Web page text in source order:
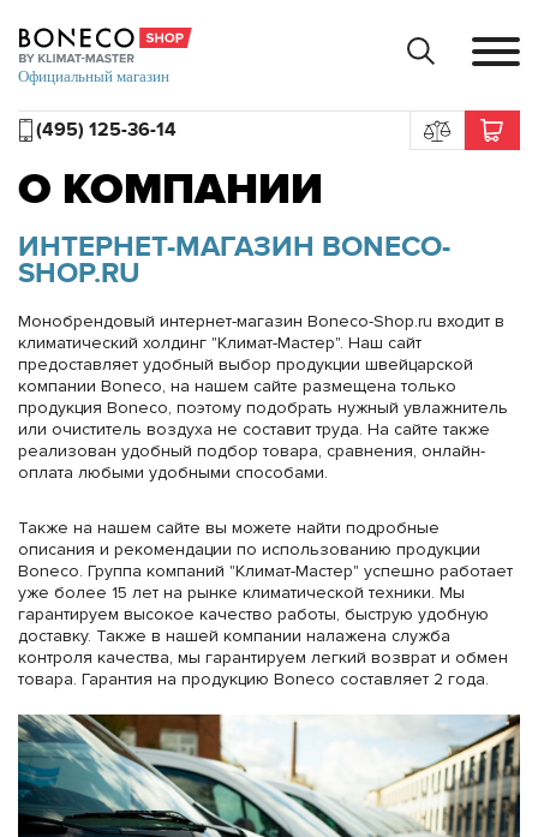
(495) 125-36-14
О КОМПАНИИ
ИНТЕРНЕТ-МАГАЗИН BONECO-
SHOP.RU
Монобрендовый интернет-магазин Boneco-Shop.ru входит в
климатический холдинг "Климат-Мастер". Наш сайт
предоставляет удобный выбор продукции швейцарской
компании Boneco, на нашем сайте размещена только
продукция Boneco, поэтому подобрать нужный увлажнитель
или очиститель воздуха не составит труда. На сайте также
реализован удобный подбор товара, сравнения, онлайн-
оплата любыми удобными способами.
Также на нашем сайте вы можете найти подробные
описания и рекомендации по использованию продукции
Boneco. Группа компаний "Климат-Мастер" успешно работает
уже более 15 лет на рынке климатической техники. Мы
гарантируем высокое качество работы, быструю удобную
доставку. Также в нашей компании налажена служба
контроля качества, мы гарантируем легкий возврат и обмен
товара. Гарантия на продукцию Boneco составляет 2 года.